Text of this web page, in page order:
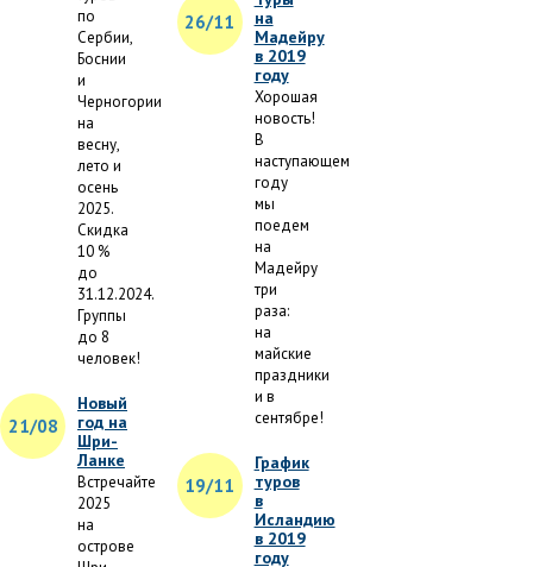
по
Сербии,
Боснии
и
Черногории
на
весну,
лето и
осень
2025.
Скидка
10 %
до
31.12.2024.
Группы
до 8
человек!
21/08
Новый
год на
Шри-
Ланке
Встречайте
2025
на
острове
26/11
на
Мадейру
в 2019
году
Хорошая
новость!
В
наступающем
году
мы
поедем
на
Мадейру
три
раза:
на
майские
праздники
и в
сентябре!
19/11
График
туров
в
Исландию
в 2019
году